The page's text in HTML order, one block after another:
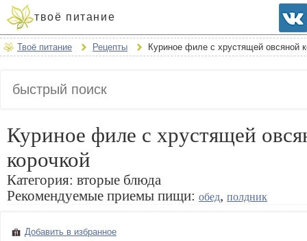
твоё питание
Твоё питание Рецепты Куриное филе с хрустящей овсяной
Куриное филе с хрустящей
корочкой
Категория: вторые блюда
Рекомендуемые приемы пищи: обед, полдник
Добавить в избранное